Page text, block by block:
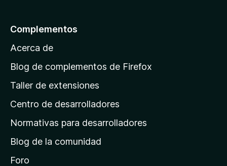
p
á
n
a
e
i
Complementos
Acerca de
Blog de complementos de Firefox
Taller de extensiones
Centro de desarrolladores
Normativas para desarrolladores
Blog de la comunidad
Foro